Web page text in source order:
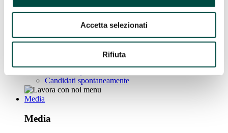
Accetta selezionati
Rifiuta
Lavora con noi
In CPL puoi esprimere la tua autenticità, portare nuove idee e
trasformare il tuo potenziale in azioni concrete.
Candidati spontaneamente
Media
Media